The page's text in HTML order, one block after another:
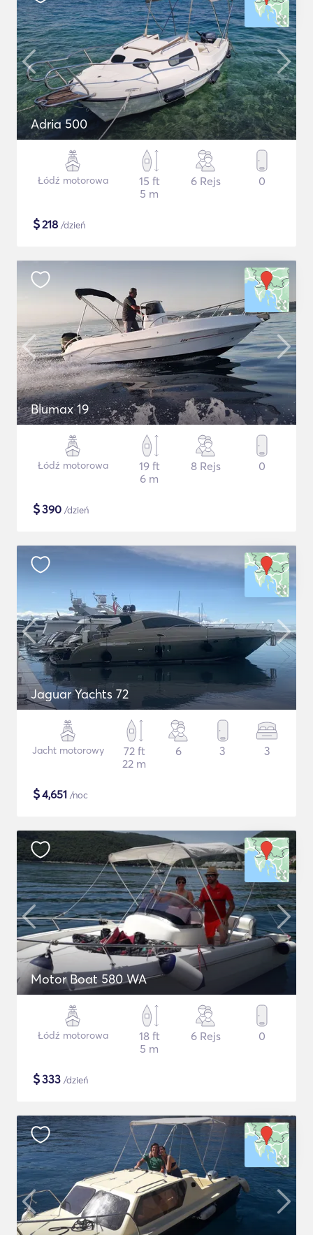
Adria 500
Łódź motorowa
15 ft
5 m
6 Rejs 0
$218 /dzień
Blumax 19
Łódź motorowa
19 ft
6 m
8 Rejs 0
$390 /dzień
Jaguar Yachts 72
Jacht motorowy
72 ft
22 m
6 3 3
$4,651 /noc
Motor Boat 580 WA
Łódź motorowa
18 ft
5 m
6 Rejs 0
$333 /dzień